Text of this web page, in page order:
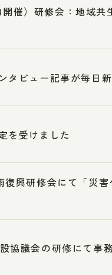
催）研修会：地域共
タビュー記事が毎日
を受けました
復興研修会にて「災
協議会の研修にて事